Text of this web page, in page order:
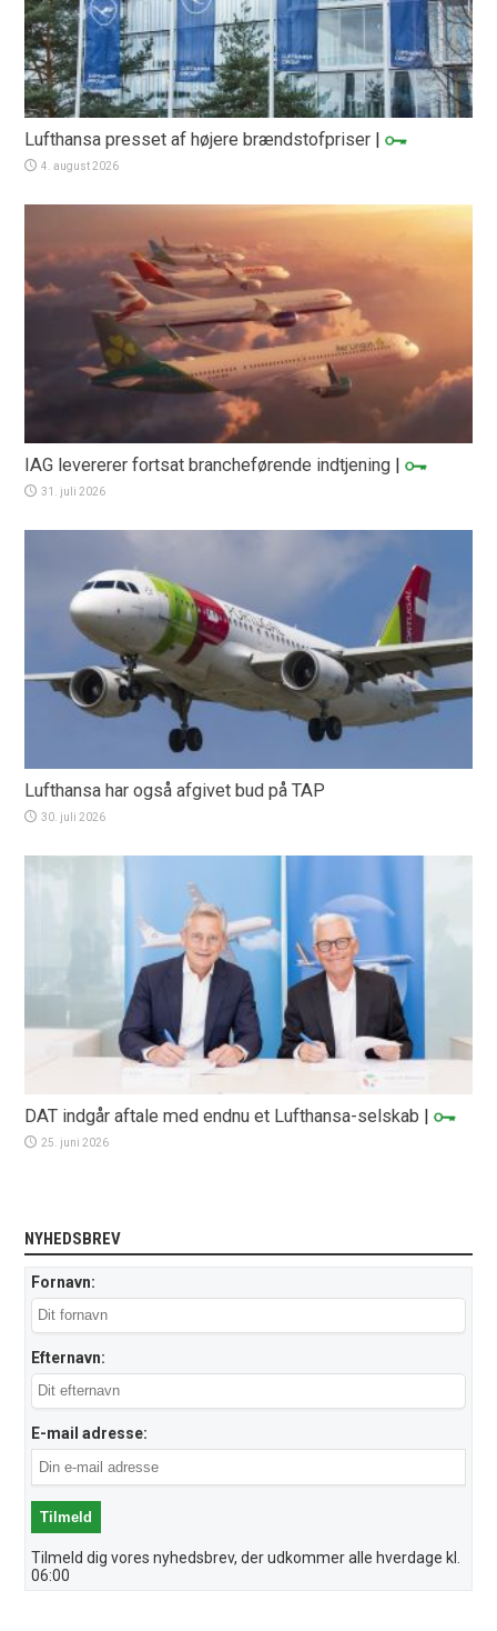
Lufthansa presset af højere brændstofpriser |
4. august 2026
IAG levererer fortsat brancheførende indtjening |
31. juli 2026
Lufthansa har også afgivet bud på TAP
30. juli 2026
DAT indgår aftale med endnu et Lufthansa-selskab |
25. juni 2026
NYHEDSBREV
Fornavn:
Efternavn:
E-mail adresse:
Tilmeld dig vores nyhedsbrev, der udkommer alle hverdage kl.
06:00